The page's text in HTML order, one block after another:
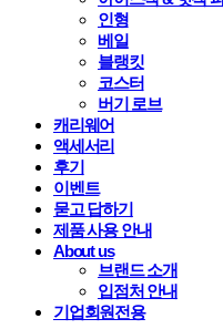
인형
베일
블랭킷
코스터
버기 로브
캐리웨어
액세서리
후기
이벤트
묻고 답하기
제품 사용 안내
About us
브랜드 소개
입점처 안내
기업회원전용